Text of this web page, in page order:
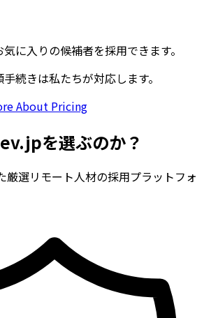
に入りの候補者を採用できます。
続きは私たちが対応します。
About Pricing
を選ぶのか？
厳選リモート人材の採用プラットフォ